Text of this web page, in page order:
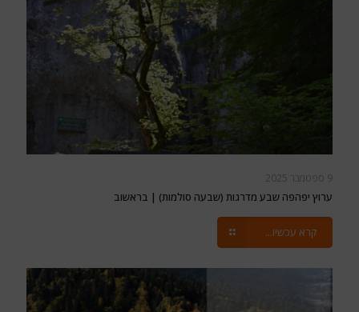
9 ספטמבר 2025
ערוץ יפהפה שבע מדרגות (שבעה סולמות) | בראשוב
קרא עכשיו...